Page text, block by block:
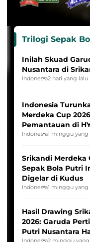
Trilogi Sepak
Inilah Skuad
Nusantara di
Indonesia2 hari yang lalu
Indonesia
Merdeka Cup
Pemantauan di
League
Indonesia1 minggu yang
Srikandi Merdeka
Sepak Bola Putri
Digelar di Kudus
Indonesia1 minggu yang
Hasil Drawing
2026: Garuda
Putri Nusantara
Indonesia2 minggu